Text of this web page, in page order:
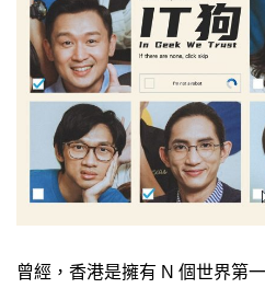
曾經，香港是擁有 N 個世界第